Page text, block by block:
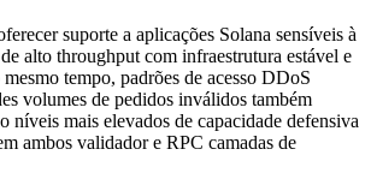
suporte a aplicações Solana sensíveis à
alto throughput com infraestrutura estável e
tempo, padrões de acesso DDoS
volumes de pedidos inválidos também
níveis mais elevados de capacidade defensiva
ambos validador e RPC camadas de